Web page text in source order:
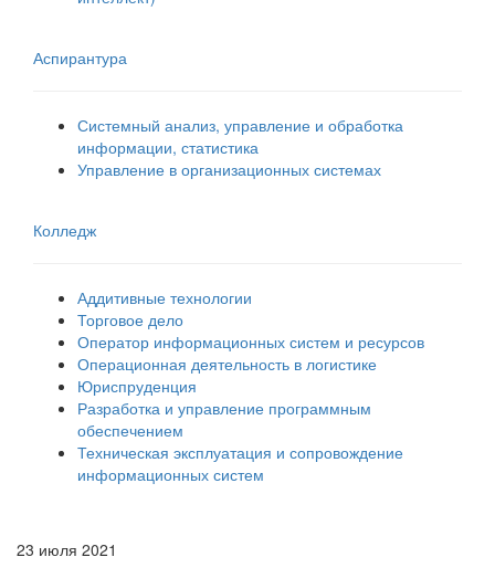
Аспирантура
Системный анализ, управление и обработка
информации, статистика
Управление в организационных системах
Колледж
Аддитивные технологии
Торговое дело
Оператор информационных систем и ресурсов
Операционная деятельность в логистике
Юриспруденция
Разработка и управление программным
обеспечением
Техническая эксплуатация и сопровождение
информационных систем
23 июля 2021